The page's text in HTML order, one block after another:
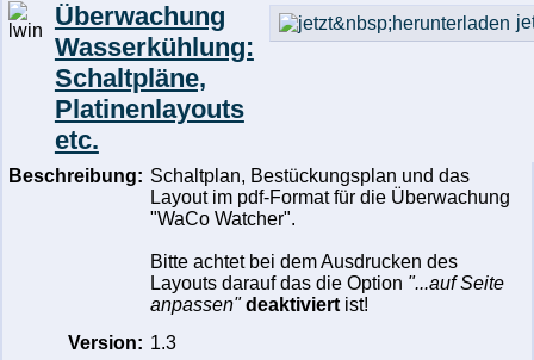
Überwachung
Wasserkühlung:
Schaltpläne,
Platinenlayouts
etc.
Beschreibung: Schaltplan, Bestückungsplan und das
Layout im pdf-Format für die Überwachung
"WaCo Watcher".
Bitte achtet bei dem Ausdrucken des
Layouts darauf das die Option "...auf Seite
anpassen" deaktiviertist!
Version: 1.3